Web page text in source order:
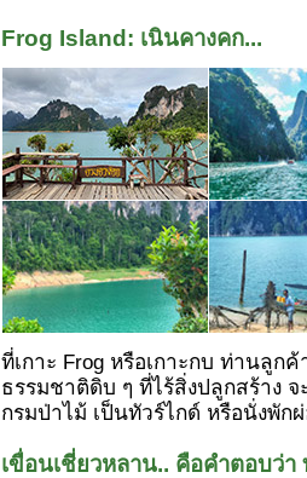
Frog Island: เนินคางคก...
ที่เกาะ Frog หรือเกาะกบ ท่านลูก
ธรรมชาติดิบ ๆ ที่ไร้สิ่งปลูกสร้าง
กรมป่าไม้ เป็นทัวร์ไกด์ หรือนั่งพัก
เขื่อนเชี่ยวหลาน.. คือคำตอบว่า